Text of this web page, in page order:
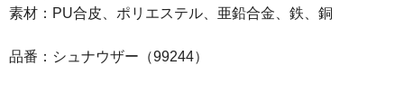
素材：PU合皮、ポリエステル、亜鉛合金、鉄、銅
品番：シュナウザー（99244）